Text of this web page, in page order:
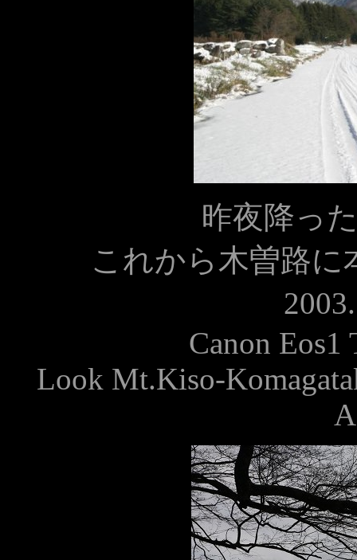
昨夜降っ
これから木曽路
Canon Eos1
Look Mt.Kiso-